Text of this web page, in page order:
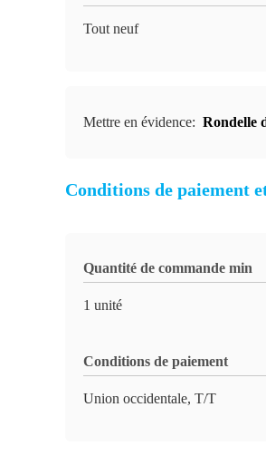
Tout neuf
Mettre en évidence: Rondelle
Conditions de paiement
Quantité de commande min
1 unité
Conditions de paiement
Union occidentale, T/T